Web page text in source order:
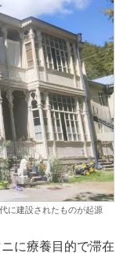
に建設されたものが起源
に療養目的で滞在